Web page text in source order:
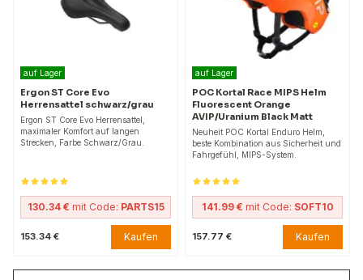
auf Lager
Ergon ST Core Evo
Herrensattel schwarz/grau
Ergon ST Core Evo Herrensattel,
maximaler Komfort auf langen
Strecken, Farbe Schwarz/Grau.
130.34 € mit Code: PARTS15
153.34 € Kaufen
auf Lager
POC Kortal Race MIPS Helm
Fluorescent Orange
AVIP/Uranium Black Matt
Neuheit POC Kortal Enduro Helm,
beste Kombination aus Sicherheit und
Fahrgefühl, MIPS-System.
141.99 € mit Code: SOFT10
157.77 € Kaufen